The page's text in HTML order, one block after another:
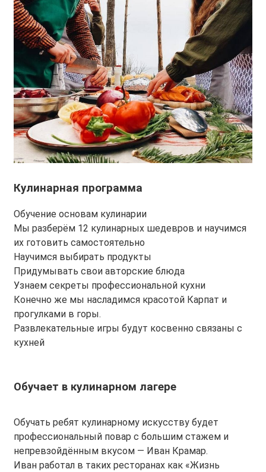
Кулинарная программа
Обучение основам кулинарии
Мы разберём 12 кулинарных шедевров и научимся
их готовить самостоятельно
Научимся выбирать продукты
Придумывать свои авторские блюда
Узнаем секреты профессиональной кухни
Конечно же мы насладимся красотой Карпат и
прогулками в горы.
Развлекательные игры будут косвенно связаны с
кухней
Обучает в кулинарном лагере
Обучать ребят кулинарному искусству будет
профессиональный повар с большим стажем и
непревзойдённым вкусом — Иван Крамар.
Иван работал в таких ресторанах как «Жизнь